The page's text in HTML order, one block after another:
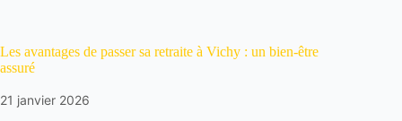
Les avantages de passer sa retraite à Vichy : un bien-être
assuré
21 janvier 2026